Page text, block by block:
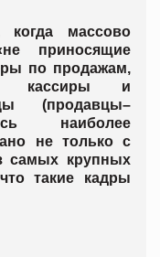
когда массово
приносящие
по продажам,
кассиры и
(продавцы–
наиболее
не только с
самых крупных
такие кадры